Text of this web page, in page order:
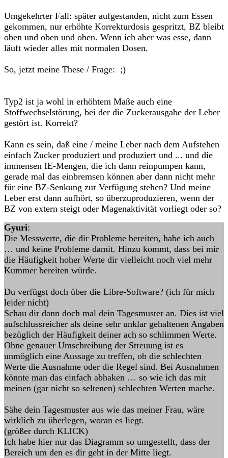
Umgekehrter Fall: später aufgestanden, nicht zum Essen
gekommen, nur erhöhte Korrekturdosis gespritzt, BZ bleibt
oben und oben und oben. Wenn ich aber was esse, dann
läuft wieder alles mit normalen Dosen.
So, jetzt meine These / Frage: ;)
Typ2 ist ja wohl in erhöhtem Maße auch eine
Stoffwechselstörung, bei der die Zuckerausgabe der Leber
gestört ist. Korrekt?
Kann es sein, daß eine / meine Leber nach dem Aufstehen
einfach Zucker produziert und produziert und ... und die
immensen IE-Mengen, die ich dann reinpumpen kann,
gerade mal das einbremsen können aber dann nicht mehr
für eine BZ-Senkung zur Verfügung stehen? Und meine
Leber erst dann aufhört, so überzuproduzieren, wenn der
BZ von extern steigt oder Magenaktivität vorliegt oder so?
Gyuri:
Die Messwerte, die dir Probleme bereiten, habe ich auch
… und keine Probleme damit. Hinzu kommt, dass bei mir
die Häufigkeit hoher Werte dir vielleicht noch viel mehr
Kummer bereiten würde.
Du verfügst doch über die Libre-Software? (ich für mich
leider nicht)
Schau dir dann doch mal dein Tagesmuster an. Dies ist viel
aufschlussreicher als deine sehr unklar gehaltenen Angaben
bezüglich der Häufigkeit deiner ach so schlimmen Werte.
Ohne genauer Umschreibung der Streuung ist es
unmöglich eine Aussage zu treffen, ob die schlechten
Werte die Ausnahme oder die Regel sind. Bei Ausnahmen
könnte man das einfach abhaken … so wie ich das mit
meinen (gar nicht so seltenen) schlechten Werten mache.
Sähe dein Tagesmuster aus wie das meiner Frau, wäre
wirklich zu überlegen, woran es liegt.
(größer durch KLICK)
Ich habe hier nur das Diagramm so umgestellt, dass der
Bereich um den es dir geht in der Mitte liegt.